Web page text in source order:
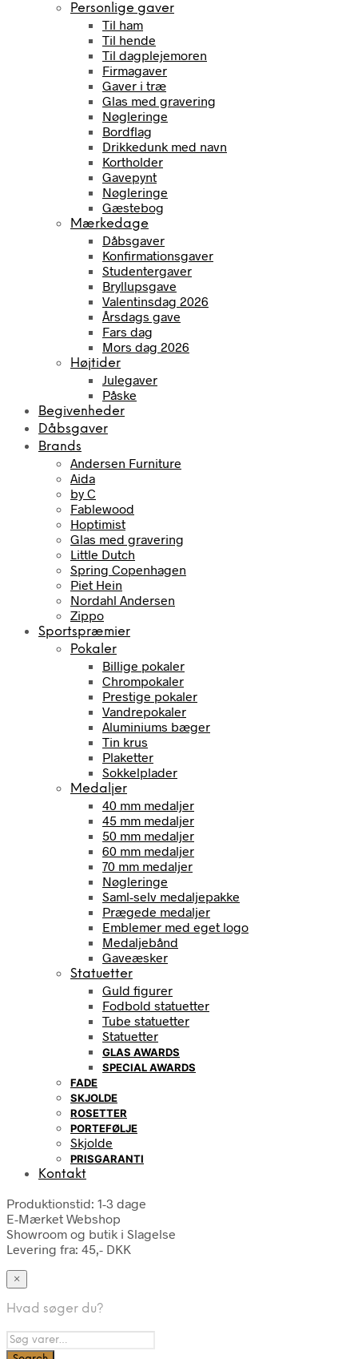
Personlige gaver
Til ham
Til hende
Til dagplejemoren
Firmagaver
Gaver i træ
Glas med gravering
Nøgleringe
Bordflag
Drikkedunk med navn
Kortholder
Gavepynt
Nøgleringe
Gæstebog
Mærkedage
Dåbsgaver
Konfirmationsgaver
Studentergaver
Bryllupsgave
Valentinsdag 2026
Årsdags gave
Fars dag
Mors dag 2026
Højtider
Julegaver
Påske
Begivenheder
Dåbsgaver
Brands
Andersen Furniture
Aida
by C
Fablewood
Hoptimist
Glas med gravering
Little Dutch
Spring Copenhagen
Piet Hein
Nordahl Andersen
Zippo
Sportspræmier
Pokaler
Billige pokaler
Chrompokaler
Prestige pokaler
Vandrepokaler
Aluminiums bæger
Tin krus
Plaketter
Sokkelplader
Medaljer
40 mm medaljer
45 mm medaljer
50 mm medaljer
60 mm medaljer
70 mm medaljer
Nøgleringe
Saml-selv medaljepakke
Prægede medaljer
Emblemer med eget logo
Medaljebånd
Gaveæsker
Statuetter
Guld figurer
Fodbold statuetter
Tube statuetter
Statuetter
GLAS AWARDS
SPECIAL AWARDS
FADE
SKJOLDE
ROSETTER
PORTEFØLJE
Skjolde
PRISGARANTI
Kontakt
Produktionstid: 1-3 dage
E-Mærket Webshop
Showroom og butik i Slagelse
Levering fra: 45,- DKK
×
Hvad søger du?